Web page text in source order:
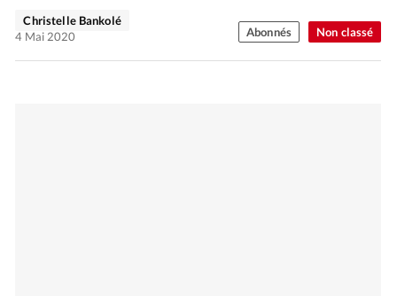
Non classé
Christelle Bankolé
4 Mai 2020
Abonnés